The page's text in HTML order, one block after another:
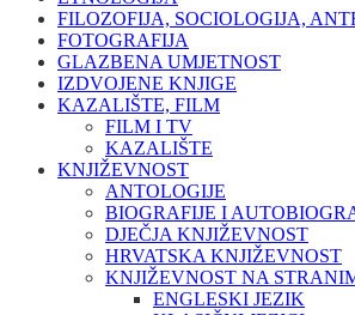
FILOZOFIJA, SOCIOLOGIJA,
FOTOGRAFIJA
GLAZBENA UMJETNOST
IZDVOJENE KNJIGE
KAZALIŠTE, FILM
FILM I TV
KAZALIŠTE
KNJIŽEVNOST
ANTOLOGIJE
BIOGRAFIJE I
DJEČJA KNJIŽEVNOST
HRVATSKA KNJIŽEVNOST
KNJIŽEVNOST NA
ENGLESKI JEZIK